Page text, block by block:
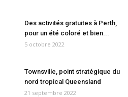
Des activités gratuites à Perth,
pour un été coloré et bien...
5 octobre 2022
Townsville, point stratégique du
nord tropical Queensland
21 septembre 2022